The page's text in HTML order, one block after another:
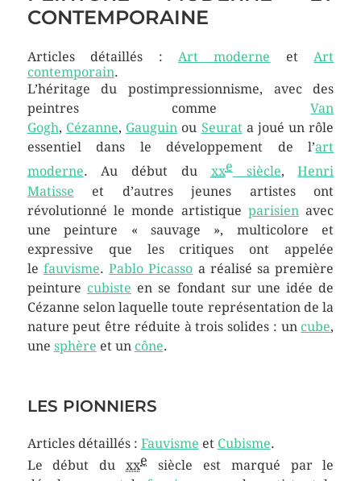
CONTEMPORAINE
Articles détaillés : Art moderne etArt
contemporain.
L’héritage du postimpressionnisme, avec des
peintres commeVan
Gogh, Cézanne, Gauguin ou Seurata joué un rôle
essentiel dans le développement de l’art
moderne. Au début du xxesiècle,Henri
Matisse et d’autres jeunes artistes ont
révolutionné le monde artistiqueparisien avec
une peinture « sauvage », multicolore et
expressive que les critiques ont appelée
le fauvisme.Pablo Picasso a réalisé sa première
peinture cubiste en se fondant sur une idée de
Cézanne selon laquelle toute représentation de la
nature peut être réduite à trois solides : un cube,
une sphère et un cône.
LES PIONNIERS
Articles détaillés : Fauvisme et Cubisme.
Le début duxxe siècle est marqué par le